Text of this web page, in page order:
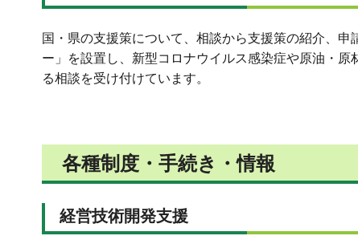
国・県の支援策について、相談から支援策の紹介、
ー」を設置し、新型コロナウイルス感染症や原油・
る相談を受け付けています。
各種制度・手続き・情報
経営技術開発支援